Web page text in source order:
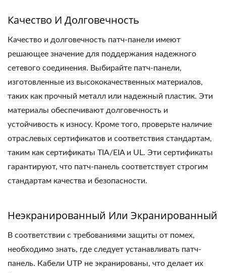
Качество И Долговечность
Качество и долговечность патч-панели имеют
решающее значение для поддержания надежного
сетевого соединения. Выбирайте патч-панели,
изготовленные из высококачественных материалов,
таких как прочный металл или надежный пластик. Эти
материалы обеспечивают долговечность и
устойчивость к износу. Кроме того, проверьте наличие
отраслевых сертификатов и соответствия стандартам,
таким как сертификаты TIA/EIA и UL. Эти сертификаты
гарантируют, что патч-панель соответствует строгим
стандартам качества и безопасности.
Неэкранированный Или Экранированный
В соответствии с требованиями защиты от помех,
необходимо знать, где следует устанавливать патч-
панель. Кабели UTP не экранированы, что делает их